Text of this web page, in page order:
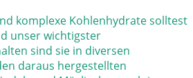
komplexe Kohlenhydrate solltest
unser wichtigster
sind sie in diversen
daraus hergestellten